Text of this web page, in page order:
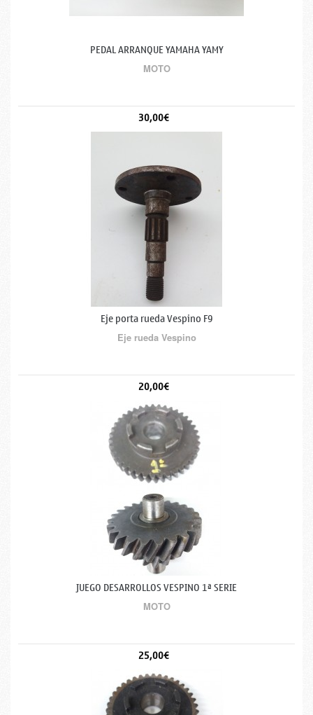
PEDAL ARRANQUE YAMAHA YAMY
MOTO
30,00€
Eje porta rueda Vespino F9
Eje rueda Vespino
20,00€
JUEGO DESARROLLOS VESPINO 1ª SERIE
MOTO
25,00€